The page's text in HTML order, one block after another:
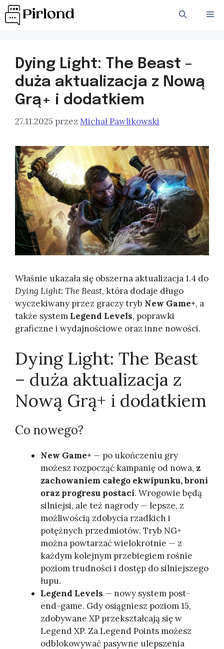
Przejdź
do
Dying Light: The Beast –
duża aktualizacja z Nową
Grą+ i dodatkiem
27.11.2025 przez Michał Pawlikowski
Właśnie ukazała się obszerna aktualizacja 1.4 do
Dying Light: The Beast, która dodaje długo
wyczekiwany przez graczy tryb New Game+, a
także system Legend Levels, poprawki
graficzne i wydajnościowe oraz inne nowości.
Dying Light: The Beast
– duża aktualizacja z
Nową Grą+ i dodatkiem
Co nowego?
New Game+ — po ukończeniu gry
możesz rozpocząć kampanię od nowa, z
zachowaniem całego ekwipunku, broni
oraz progresu postaci. Wrogowie będą
silniejsi, ale też nagrody — lepsze, z
możliwością zdobycia rzadkich i
potężnych przedmiotów. Tryb NG+
można powtarzać wielokrotnie — z
każdym kolejnym przebiegiem rośnie
poziom trudności i dostęp do silniejszego
łupu.
Legend Levels — nowy system post-
end-game. Gdy osiągniesz poziom 15,
zdobywane XP przekształcają się w
Legend XP. Za Legend Points możesz
odblokowywać pasywne ulepszenia